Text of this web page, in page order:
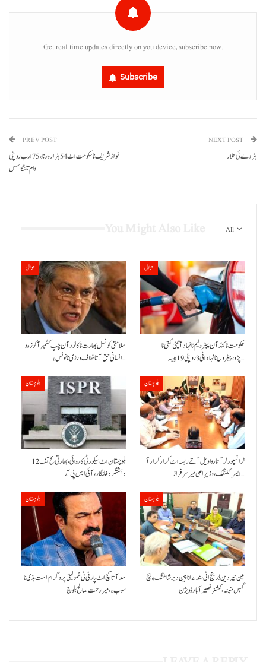
Get real time updates directly on you device, subscribe now.
Subscribe
PREV POST
نواز شریف نا حکومت اٹ 54 ہزار ورنا ءِ 75 ارب روپئی
وام تننگاسس
NEXT POST
ہڑ دے ئی تلار
All
حوال
سلامتی کونسل بھارت نا کانود آن چَپ کشمیر آ کوزہ و
انسانی حق آتا خلاف ورزی نا نوٹس ءِ…
حوال
حکومت نا کنڈ آن پیٹرولیم نا نہاد آتیٹی کمتی نا
پڑو،پیٹرول نا نہاد اٹی 3 روپئی 19 پیسہ…
بلوچستان
بلوچستان اٹ سیکورٹی کاروائی، بھارتی مخ تف 12
دہشتگرد خلنگار،آئی ایس پی آر
بلوچستان
ٹرانسپورٹر آتا روا ویل آتے ریسہ اٹ کرار کرار آ
ایسر کننگک ،وزیرِ اعلیٰ میر سرفراز…
بلوچستان
سد آتا کچ اٹ پارٹی ٹی شمولیتی پروگرام است بڈی نا
سوب ءِ،میر رحمت صالح بلوچ
بلوچستان
مین حیردین ڈرینج اٹی سندھ انا پین دیر شاغنگ ءِ ہچ
گہس منپنہ،کمشنر نصیرآباد ڈویژن